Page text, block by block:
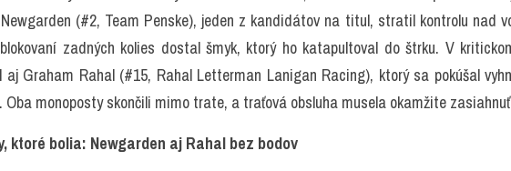
(#2, Team Penske), jeden z kandidátov na titul, stratil kontrolu nad
zadných kolies dostal šmyk, ktorý ho katapultoval do štrku. V
aj Graham Rahal (#15, Rahal Letterman Lanigan Racing), ktorý sa pokúšal
Oba monoposty skončili mimo trate, a traťová obsluha musela okamžite
ktoré bolia: Newgarden aj Rahal bez bodov